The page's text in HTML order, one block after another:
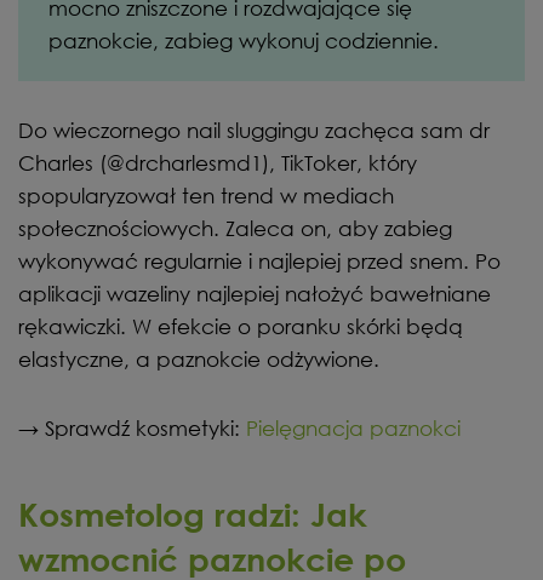
mocno zniszczone i rozdwajające się
paznokcie, zabieg wykonuj codziennie.
Do wieczornego nail sluggingu zachęca sam dr
Charles (@drcharlesmd1), TikToker, który
spopularyzował ten trend w mediach
społecznościowych. Zaleca on, aby zabieg
wykonywać regularnie i najlepiej przed snem. Po
aplikacji wazeliny najlepiej nałożyć bawełniane
rękawiczki. W efekcie o poranku skórki będą
elastyczne, a paznokcie odżywione.
→ Sprawdź kosmetyki: Pielęgnacja paznokci
Kosmetolog radzi: Jak
wzmocnić paznokcie po